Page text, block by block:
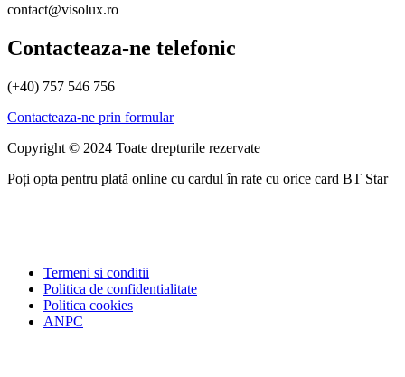
contact@visolux.ro
Contacteaza-ne telefonic
(+40) 757 546 756
Contacteaza-ne prin formular
Copyright © 2024 Toate drepturile rezervate
Poți opta pentru plată online cu cardul în rate cu orice card BT Star
Termeni si conditii
Politica de confidentialitate
Politica cookies
ANPC